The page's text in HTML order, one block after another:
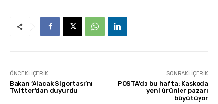
ÖNCEKI İÇERIK
Bakan ‘Alacak Sigortası’nı
Twitter’dan duyurdu
SONRAKI İÇERIK
POSTA’da bu hafta: Kaskoda
yeni ürünler pazarı
büyütüyor